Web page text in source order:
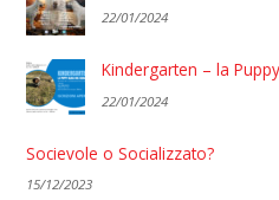
22/01/2024
Kindergarten – la
22/01/2024
Socievole o Socializzato?
15/12/2023